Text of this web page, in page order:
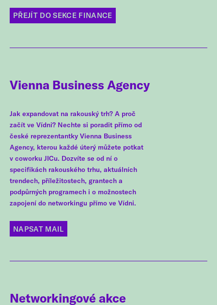
PŘEJÍT DO SEKCE FINANCE
Vienna Business Agency
Jak expandovat na rakouský trh? A proč
začít ve Vídni? Nechte si poradit přímo od
české reprezentantky Vienna Business
Agency, kterou každé úterý můžete potkat
v coworku JICu. Dozvíte se od ní o
specifikách rakouského trhu, aktuálních
trendech, příležitostech, grantech a
podpůrných programech i o možnostech
zapojení do networkingu přímo ve Vídni.
NAPSAT MAIL
Networkingové akce